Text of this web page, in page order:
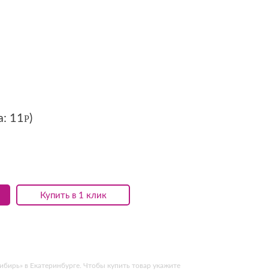
Купить в 1 клик
11Р)
в Екатеринбурге. Чтобы купить товар укажите